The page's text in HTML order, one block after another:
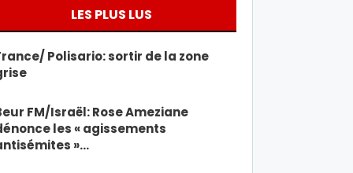
LES PLUS LUS
Polisario: sortir de la zone
FM/Israël: Rose Ameziane
les « agissements
»…